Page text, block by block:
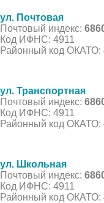
ул. Почтовая
Почтовый индекс:
Код ИФНС: 4911
Районный код ОКАТО:
ул. Транспортная
Почтовый индекс:
Код ИФНС: 4911
Районный код ОКАТО:
ул. Школьная
Почтовый индекс:
Код ИФНС: 4911
Районный код ОКАТО: